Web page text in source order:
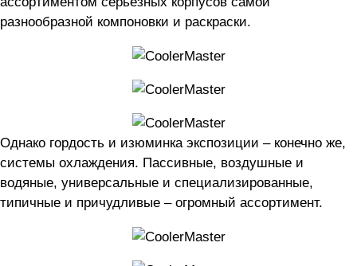
разнообразной компоновки и раскраски.
Однако гордость и изюминка экспозиции – конечно же,
системы охлаждения. Пассивные, воздушные и
водяные, универсальные и специализированные,
типичные и причудливые – огромный ассортимент.